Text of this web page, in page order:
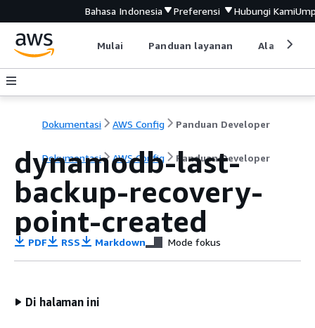
Bahasa Indonesia Preferensi Hubungi Kami
Mulai Panduan layanan Alat
Dokumentasi AWS Config Panduan Developer
Dokumentasi AWS Config Panduan Developer
dynamodb-last-
backup-recovery-
point-created
PDF RSS Markdown Mode fokus
Di halaman ini